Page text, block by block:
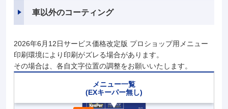
車以外のコーティング
2026年6月12日サービス価格改定版 プロショップ用メニュー
印刷環境により印刷がズレる場合があります。
その場合は、各自文字位置の調整をお願いいたします。
メニュー一覧
(EXキーパー無し)